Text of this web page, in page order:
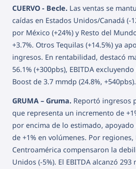
CUERVO - Becle. Las ventas se
caídas en Estados Unidos/Canadá (-
por México (+24%) y Resto del
+3.7%. Otros Tequilas (+14.5%) ya
ingresos. En rentabilidad, destacó
56.1% (+300pbs), EBITDA
Boost de 3.7 mmdp (24.8%, +540pbs).
GRUMA – Gruma. Reportó ingresos
que representa un incremento de
por encima de lo estimado,
de +1% en volúmenes. Por regiones,
Centroamérica compensaron la
Unidos (-5%). El EBITDA alcanzó 293